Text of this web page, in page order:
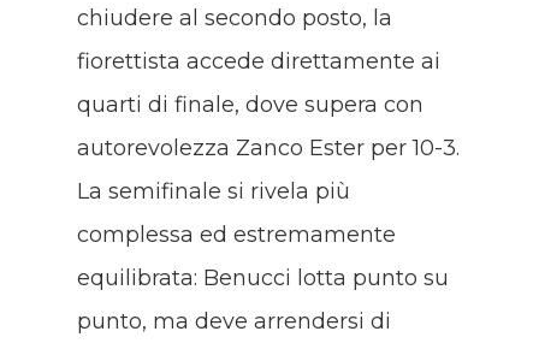
chiudere al secondo posto, la
fiorettista accede direttamente ai
quarti di finale, dove supera con
autorevolezza Zanco Ester per 10-3.
La semifinale si rivela più
complessa ed estremamente
equilibrata: Benucci lotta punto su
punto, ma deve arrendersi di